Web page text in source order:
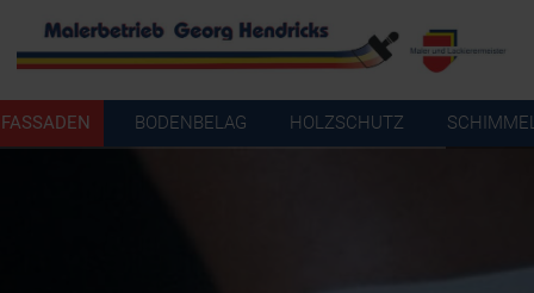
FASSADEN BODENBELAG HOLZSCHUTZ